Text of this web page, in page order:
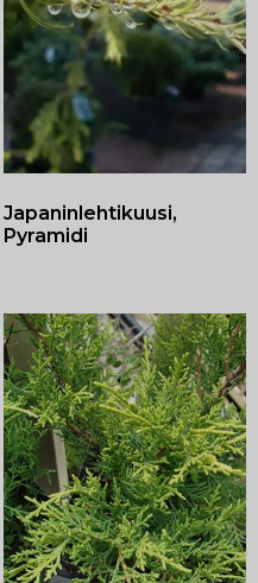
Japaninlehtikuusi,
Pyramidi